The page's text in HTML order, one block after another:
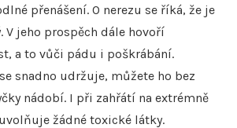
přenášení. O nerezu se říká, že je
V jeho prospěch dále hovoří
a to vůči pádu i poškrábání.
snadno udržuje, můžete ho bez
nádobí. I při zahřátí na extrémně
žádné toxické látky.